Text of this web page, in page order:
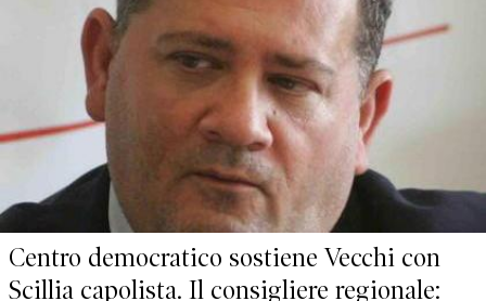
Centro democratico sostiene Vecchi con
Scillia capolista. Il consigliere regionale: